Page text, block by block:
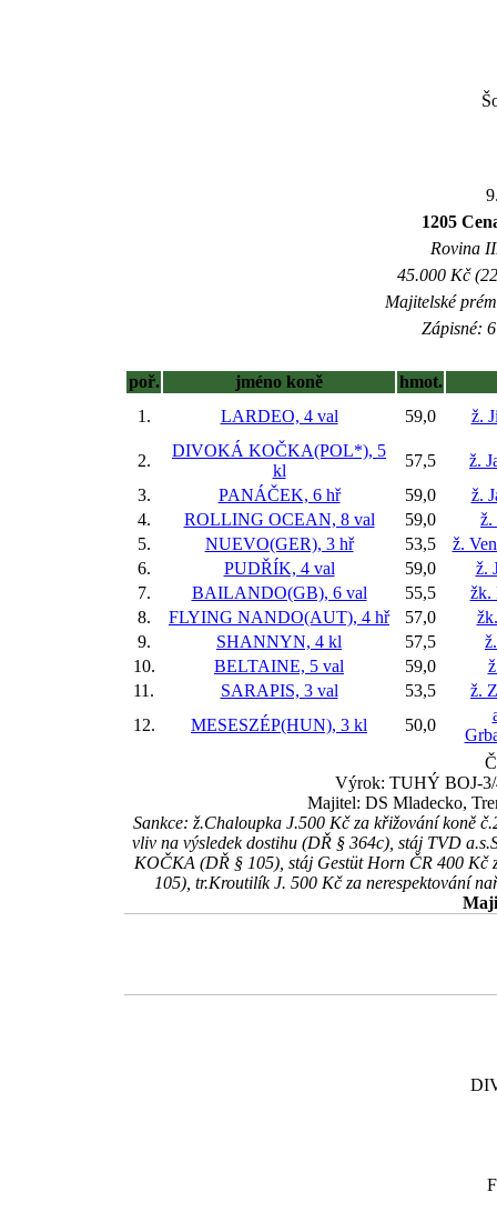
1205
Rovina
45.000 Kč
Majitelské
Zápisné:
poř. jméno koně
hmot.
1.
LARDEO, 4 val 59,0 ž.
2.
DIVOKÁ KOČKA(POL*), 5
kl
57,5
ž.
3.
PANÁČEK, 6 hř 59,0
ž.
4.
ROLLING OCEAN, 8 val 59,0
ž.
5.
NUEVO(GER), 3 hř 53,5
ž.
6.
PUDŘÍK, 4 val 59,0
ž.
7.
BAILANDO(GB), 6 val 55,5
žk.
8.
FLYING NANDO(AUT), 4 hř 57,0
9.
SHANNYN, 4 kl 57,5
10.
BELTAINE, 5 val 59,0
11.
SARAPIS, 3 val 53,5
ž.
12.
MESESZÉP(HUN), 3 kl 50,0
Výrok: TUHÝ BOJ-3/
Majitel: DS Mladecko,
Sankce: ž.Chaloupka J.500 Kč za křižování koně
vliv na výsledek dostihu (DŘ § 364c), stáj TVD
KOČKA (DŘ § 105), stáj Gestüt Horn ČR 400 Kč
105), tr.Kroutilík J. 500 Kč za nerespektování